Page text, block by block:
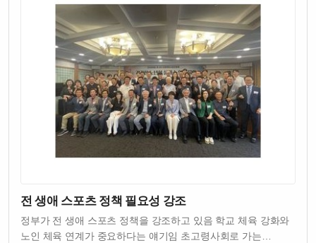
전 생애 스포츠 정책 필요성 강조
정부가 전 생애 스포츠 정책을 강조하고 있음 학교 체육 강화와
노인 체육 연계가 중요하다는 얘기임 초고령사회로 가는